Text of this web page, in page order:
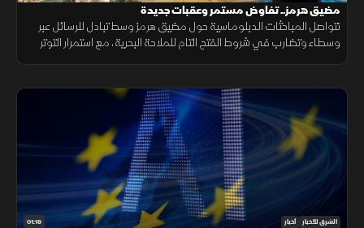
مضيق هرمز.. تفاوض مستمر وعقبات جديدة
تتواصل المباحثات الدبلوماسية حول مضيق هرمز وسط تبادل للرسائل عبر
وسطاء وتضارب في شروط الفتح التام للملاحة البحرية، مع استمرار التوتر
01:19 الشرق للأخبار أخبار